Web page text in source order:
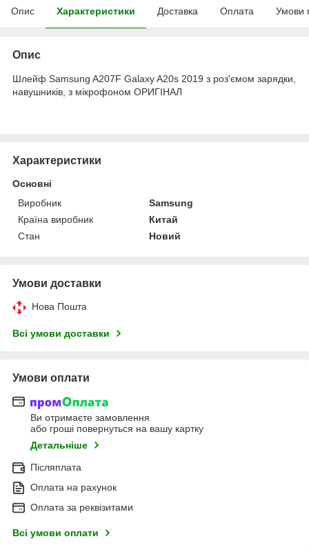
Опис Характеристики Доставка Оплата Умови
Опис
Шлейф Samsung A207F Galaxy A20s 2019 з роз'ємом зарядки,
навушників, з мікрофоном ОРИГІНАЛ
Характеристики
Основні
Виробник
Samsung
Країна виробник
Китай
Стан
Новий
Умови доставки
Нова Пошта
Всі умови доставки
Умови оплати
Ви отримаєте замовлення
або гроші повернуться на вашу картку
Детальніше
Післяплата
Оплата на рахунок
Оплата за реквізитами
Всі умови оплати